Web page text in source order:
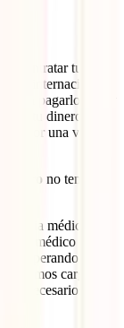
contratar tu
internacionales
a pagarlos a ti y
tu dinero. ¿Te
por una visita
no tendrás
médica
médico de
esperando y te
haremos cargo de
necesarios